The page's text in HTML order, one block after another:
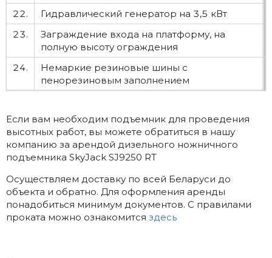
22.
Гидравлический генератор на 3,5 кВт
23.
Заграждение входа на платформу, на
полную высоту ограждения
24.
Немаркие резиновые шины с
пенорезиновым заполнением
Если вам необходим подъемник для проведения
высотных работ, вы можете обратиться в нашу
компанию за арендой дизельного ножничного
подъемника SkyJack SJ9250 RT
Осуществляем доставку по всей Беларуси до
объекта и обратно. Для оформления аренды
понадобиться минимум документов. С правилами
проката можно ознакомится здесь